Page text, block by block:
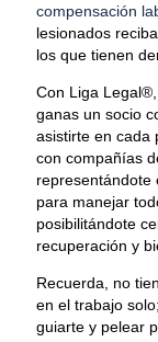
compensación
lesionados
los que tienen
Con Liga
ganas un socio
asistirte en cada
con compañías
representándote
para manejar
posibilitándote
recuperación y
Recuerda, no
en el trabajo
guiarte y pelear